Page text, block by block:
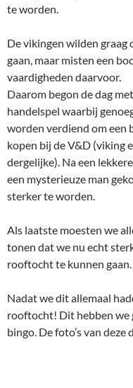
te worden.
De vikingen wilden
gaan, maar misten een
vaardigheden daarvoor.
Daarom begon de dag
handelspel waarbij
worden verdiend om een
kopen bij de V&D (viking
dergelijke). Na een
een mysterieuze man
sterker te worden.
Als laatste moesten we
tonen dat we nu echt
rooftocht te kunnen gaan.
Nadat we dit allemaal
rooftocht! Dit hebben we
bingo. De foto’s van deze